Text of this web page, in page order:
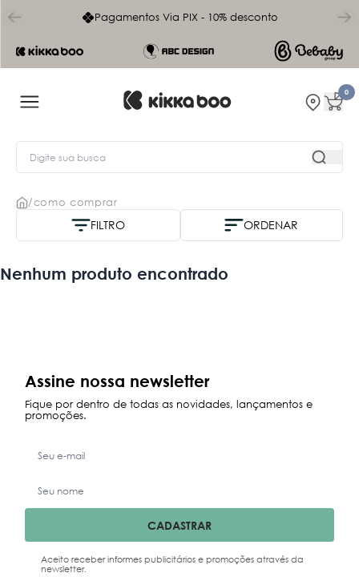
Pagamentos Via PIX - 10% desconto
0
/como comprar
FILTRO ORDENAR
Data Lançamento
Nenhum produto encontrado
Assine nossa newsletter
Fique por dentro de todas as novidades, lançamentos e
promoções.
CADASTRAR
Aceito receber informes publicitários e promoções através da
newsletter.